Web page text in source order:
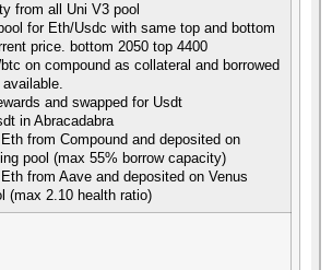
from all Uni V3 pool
for Eth/Usdc with same top and bottom
price. bottom 2050 top 4400
on compound as collateral and borrowed
and swapped for Usdt
in Abracadabra
from Compound and deposited on
pool (max 55% borrow capacity)
from Aave and deposited on Venus
(max 2.10 health ratio)